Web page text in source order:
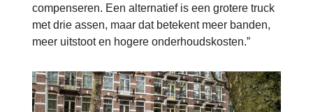
compenseren. Een alternatief is een grotere truck
met drie assen, maar dat betekent meer banden,
meer uitstoot en hogere onderhoudskosten.”